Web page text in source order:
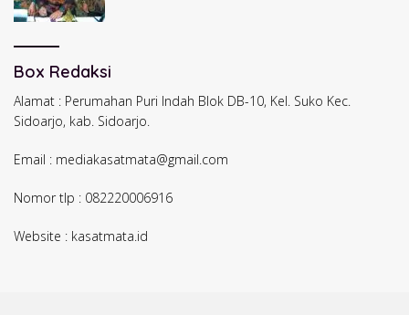
Box Redaksi
Alamat : Perumahan Puri Indah Blok DB-10, Kel. Suko Kec.
Sidoarjo, kab. Sidoarjo.
Email : mediakasatmata@gmail.com
Nomor tlp : 082220006916
Website : kasatmata.id